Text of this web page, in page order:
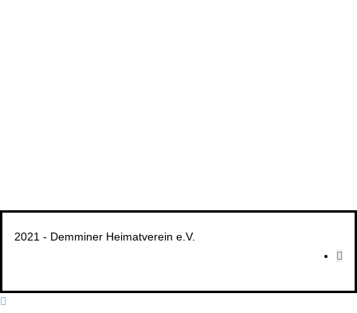
2021 - Demminer Heimatverein e.V.